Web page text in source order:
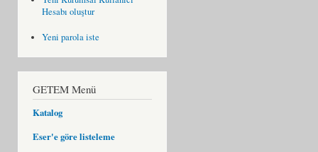
Hesabı oluştur
Yeni parola iste
GETEM Menü
Katalog
Eser'e göre listeleme